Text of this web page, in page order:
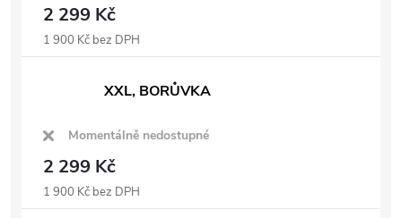
2 299 Kč
1 900 Kč bez DPH
XXL, BORŮVKA
Momentálně nedostupné
2 299 Kč
1 900 Kč bez DPH